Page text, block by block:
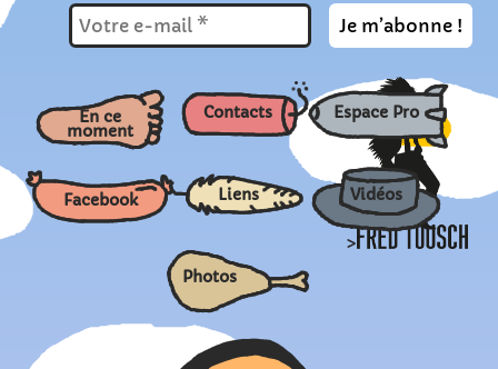
>
En ce
moment
Contacts Espace Pro
Facebook Liens Vidéos
Photos